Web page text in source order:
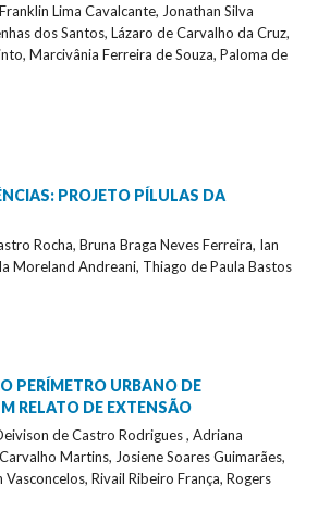
Lima Cavalcante, Jonathan Silva
dos Santos, Lázaro de Carvalho da Cruz,
Marcivânia Ferreira de Souza, Paloma de
PROJETO PÍLULAS DA
Rocha, Bruna Braga Neves Ferreira, Ian
Moreland Andreani, Thiago de Paula Bastos
PERÍMETRO URBANO DE
RELATO DE EXTENSÃO
de Castro Rodrigues , Adriana
Martins, Josiene Soares Guimarães,
Rivail Ribeiro França, Rogers